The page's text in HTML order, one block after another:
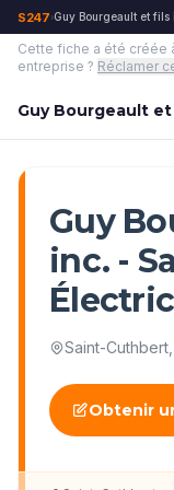
S247›Guy Bourgeault et fils
Cette fiche a été créée
entreprise ? Réclamer
Guy Bourgeault
Guy
inc. -
Saint-Cuthbert
Obtenir